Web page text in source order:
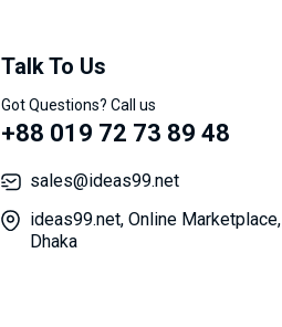
Talk To Us
Got Questions? Call us
+88 019 72 73 89 48
sales@ideas99.net
ideas99.net, Online Marketplace,
Dhaka